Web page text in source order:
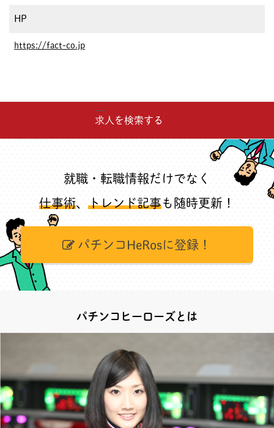
HP
https://fact-co.jp
求人を検索する
就職・転職情報だけでなく
仕事術、 トレンド記事も随時更新！
パチンコHeRosに登録！
パチンコヒーローズとは